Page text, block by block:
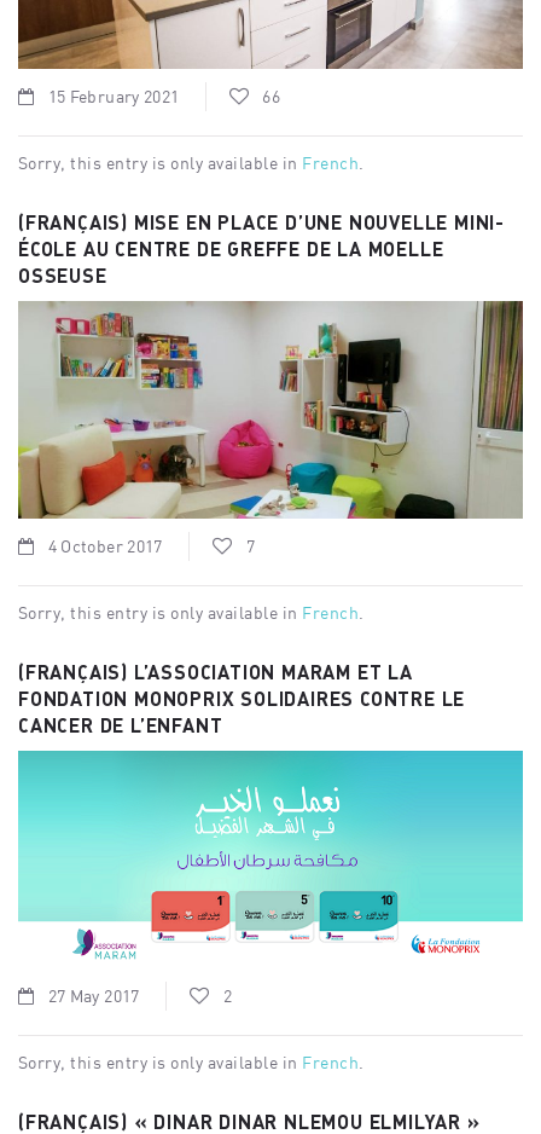
15 February 2021 66
Sorry, this entry is only available in French
(FRANÇAIS) MISE EN PLACE D’UNE NOUVELLE MINI-
ÉCOLE AU CENTRE DE GREFFE DE LA MOELLE
OSSEUSE
4 October 2017 7
Sorry, this entry is only available in French
(FRANÇAIS) L’ASSOCIATION MARAM ET LA
FONDATION MONOPRIX SOLIDAIRES CONTRE LE
CANCER DE L’ENFANT
27 May 2017 2
Sorry, this entry is only available in French
(FRANÇAIS) « DINAR DINAR NLEMOU ELMILYAR »